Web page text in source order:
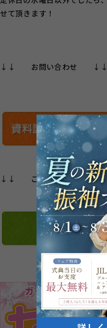
せて頂きます！
↓↓ お問い合わせ ↓↓
↓↓ ご来店の予約 ↓↓